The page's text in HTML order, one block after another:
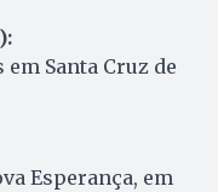
Santa Cruz de
Esperança, em